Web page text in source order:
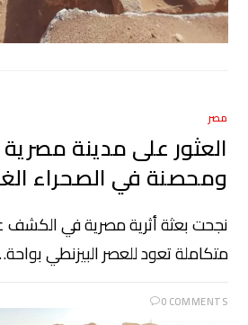
مصر
العثور على مدينة
ومحصنة في الصحراء
نجحت بعثة أثرية مصرية في
متكاملة تعود للعصر البيزنطي
0 COMMENTS